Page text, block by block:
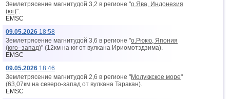
Землетрясение магнитудой 3,2 в регионе "о.Ява, Индонезия
(юг)".
EMSC
09.05.2026 18:58
Землетрясение магнитудой 3,6 в регионе "о.Рюкю, Япония
(юго–запад)" (12км на юг от вyлкана Ириомотэдзима).
EMSC
09.05.2026 18:46
Землетрясение магнитудой 2,6 в регионе "Молуккское море"
(63,07км на северо-запад от вyлкана Таракан).
EMSC